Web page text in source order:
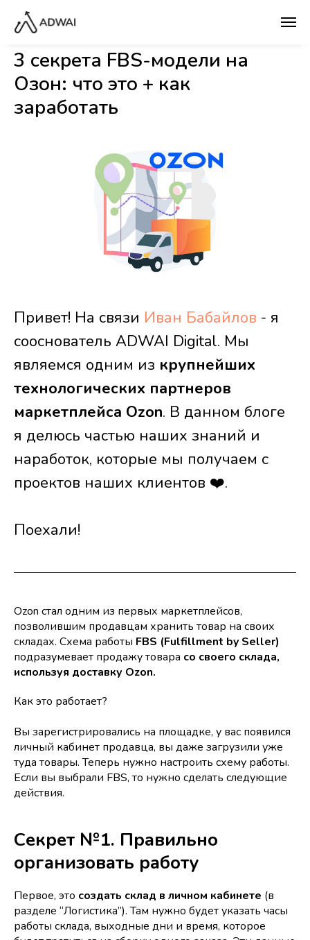
3 секрета FBS-модели на
Озон: что это + как
заработать
Привет! На связи Иван Бабайлов - я
сооснователь ADWAI Digital. Мы
являемся одним из крупнейших
технологических партнеров
маркетплейса Ozon. В данном блоге
я делюсь частью наших знаний и
наработок, которые мы получаем с
проектов наших клиентов ❤️.
Поехали!
Ozon стал одним из первых маркетплейсов,
позволившим продавцам хранить товар на своих
складах. Схема работы FBS (Fulfillment by Seller)
подразумевает продажу товара со своего склада,
используя доставку Ozon.
Как это работает?
Вы зарегистрировались на площадке, у вас появился
личный кабинет продавца, вы даже загрузили уже
туда товары. Теперь нужно настроить схему работы.
Если вы выбрали FBS, то нужно сделать следующие
действия.
Секрет №1. Правильно
организовать работу
Первое, это создать склад в личном кабинете (в
разделе “Логистика”). Там нужно будет указать часы
работы склада, выходные дни и время, которое